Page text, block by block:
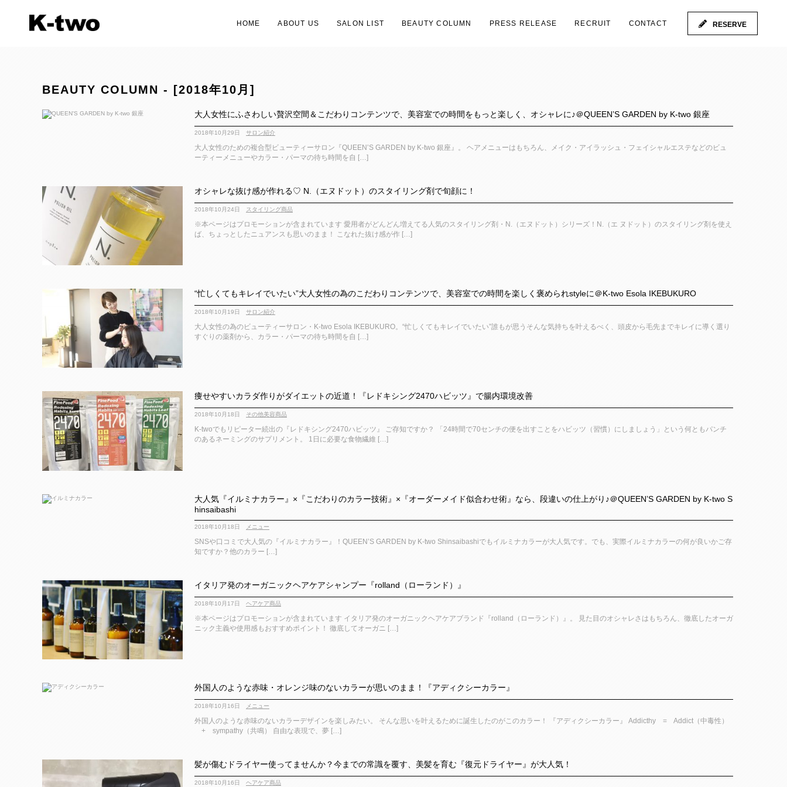
HOME ABOUT US SALON LIST BEAUTY COLUMN PRESS RELEASE RECRUIT CONTACT RESERVE
BEAUTY COLUMN - [2018年10月]
大人女性にふさわしい贅沢空間＆こだわりコンテンツで、美容室での時間をもっと楽しく、オシャレに♪＠QUEEN’S GARDEN by K-two 銀座
2018年10月29日 サロン紹介
大人女性のための複合型ビューティーサロン『QUEEN’S GARDEN by K-two 銀座』。 ヘアメニューはもちろん、メイク・アイラッシュ・フェイシャルエステなどのビュ
ーティーメニューやカラー・パーマの待ち時間を自 […]
オシャレな抜け感が作れる♡ N.（エヌドット）のスタイリング剤で旬顔に！
2018年10月24日 スタイリング商品
※本ページはプロモーションが含まれています 愛用者がどんどん増えてる人気のスタイリング剤・N.（エヌドット）シリーズ！N.（エ ヌドット）のスタイリング剤を使え
ば、ちょっとしたニュアンスも思いのまま！ こなれた抜け感が作 […]
“忙しくてもキレイでいたい”大人女性の為のこだわりコンテンツで、美容室での時間を楽しく褒められstyleに＠K-two Esola IKEBUKURO
2018年10月19日 サロン紹介
大人女性の為のビューティーサロン・K-two Esola IKEBUKURO。“忙しくてもキレイでいたい”誰もが思うそんな気持ちを叶えるべく、頭皮から毛先までキレイに導く選り
すぐりの薬剤から、カラー・パーマの待ち時間を自 […]
痩せやすいカラダ作りがダイエットの近道！『レドキシング2470ハビッツ』で腸内環境改善
2018年10月18日 その他美容商品
K-twoでもリピーター続出の『レドキシング2470ハビッツ』 ご存知ですか？ 「24時間で70センチの便を出すことをハビッツ（習慣）にしましょう」という何ともパンチ
のあるネーミングのサプリメント。 1日に必要な食物繊維 […]
大人気『イルミナカラー』×『こだわりのカラー技術』×『オーダーメイド似合わせ術』なら、段違いの仕上がり♪＠QUEEN’S GARDEN by K-two S
hinsaibashi
2018年10月18日 メニュー
SNSや口コミで大人気の『イルミナカラー』！QUEEN’S GARDEN by K-two Shinsaibashiでもイルミナカラーが大人気です。でも、実際イルミナカラーの何が良いかご存
知ですか？他のカラー […]
イタリア発のオーガニックヘアケアシャンプー『rolland（ローランド）』
2018年10月17日 ヘアケア商品
※本ページはプロモーションが含まれています イタリア発のオーガニックヘアケアブランド『rolland（ローランド）』。 見た目のオシャレさはもちろん、徹底したオーガ
ニック主義や使用感もおすすめポイント！ 徹底してオーガニ […]
外国人のような赤味・オレンジ味のないカラーが思いのまま！『アディクシーカラー』
2018年10月16日 メニュー
外国人のような赤味のないカラーデザインを楽しみたい。 そんな思いを叶えるために誕生したのがこのカラー！ 『アディクシーカラー』 Addicthy = Addict（中毒性）
+ sympathy（共鳴） 自由な表現で、夢 […]
髪が傷むドライヤー使ってませんか？今までの常識を覆す、美髪を育む『復元ドライヤー』が大人気！
2018年10月16日 ヘアケア商品